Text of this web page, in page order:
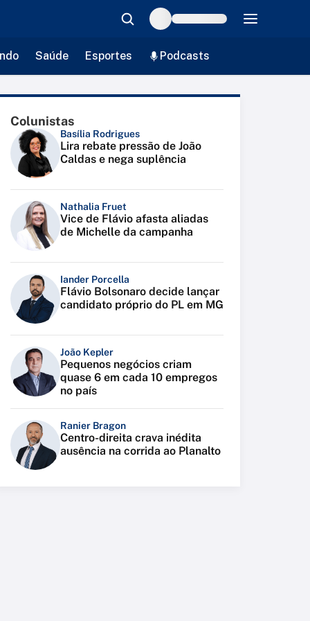
Saúde Esportes Podcasts
Colunistas
Basília Rodrigues
Lira rebate pressão de João
Caldas e nega suplência
Nathalia Fruet
Vice de Flávio afasta aliadas
de Michelle da campanha
Iander Porcella
Flávio Bolsonaro decide lançar
candidato próprio do PL em MG
João Kepler
Pequenos negócios criam
quase 6 em cada 10 empregos
no país
Ranier Bragon
Centro-direita crava inédita
ausência na corrida ao Planalto